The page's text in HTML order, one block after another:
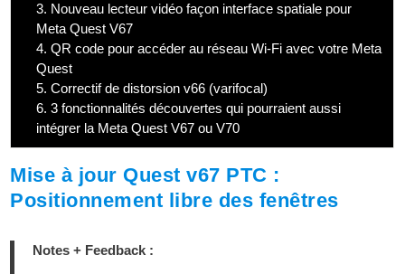
3. Nouveau lecteur vidéo façon interface spatiale pour
Meta Quest V67
4. QR code pour accéder au réseau Wi-Fi avec votre Meta
Quest
5. Correctif de distorsion v66 (varifocal)
6. 3 fonctionnalités découvertes qui pourraient aussi
intégrer la Meta Quest V67 ou V70
Mise à jour Quest v67 PTC :
Positionnement libre des fenêtres
Notes + Feedback :